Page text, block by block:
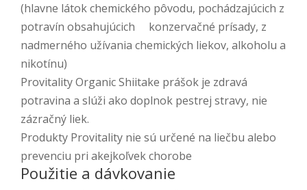
(hlavne látok chemického pôvodu, pochádzajúcich z
potravín obsahujúcich konzervačné prísady, z
nadmerného užívania chemických liekov, alkoholu a
nikotínu)
Provitality Organic Shiitake prášok je zdravá
potravina a slúži ako doplnok pestrej stravy, nie
zázračný liek.
Produkty Provitality nie sú určené na liečbu alebo
prevenciu pri akejkoľvek chorobe
Použitie a dávkovanie